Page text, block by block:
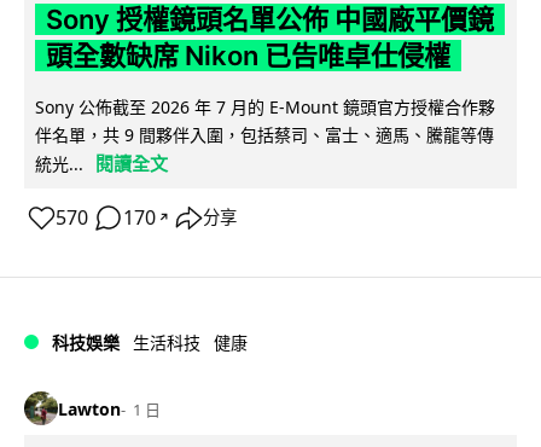
Sony 授權鏡頭名單公佈 中國廠平價鏡
頭全數缺席 Nikon 已告唯卓仕侵權
Sony 公佈截至 2026 年 7 月的 E-Mount 鏡頭官方授權合作夥
伴名單，共 9 間夥伴入圍，包括蔡司、富士、適馬、騰龍等傳
統光...
閱讀全文
570 170 ↗ 分享
科技娛樂 生活科技 健康
Lawton 1 日